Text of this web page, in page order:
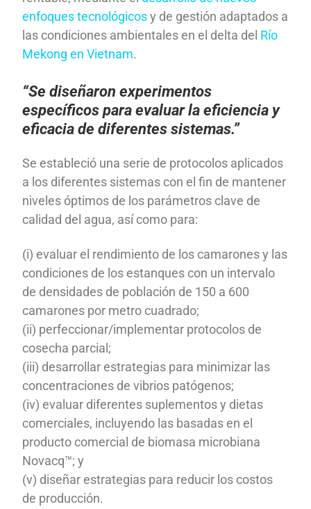
enfoques tecnológicosy de gestión adaptados a
las condiciones ambientales en el delta del Río
Mekong en Vietnam.
“Se diseñaron experimentos
específicos para evaluar la eficiencia y
eficacia de diferentes sistemas.”
Se estableció una serie de protocolos aplicados
a los diferentes sistemas con el fin de mantener
niveles óptimos de los parámetros clave de
calidad del agua, así como para:
(i) evaluar el rendimiento de los camarones y las
condiciones de los estanques con un intervalo
de densidades de población de 150 a 600
camarones por metro cuadrado;
(ii) perfeccionar/implementar protocolos de
cosecha parcial;
(iii) desarrollar estrategias para minimizar las
concentraciones de vibrios patógenos;
(iv) evaluar diferentes suplementos y dietas
comerciales, incluyendo las basadas en el
producto comercial de biomasa microbiana
Novacq™; y
(v) diseñar estrategias para reducir los costos
de producción.